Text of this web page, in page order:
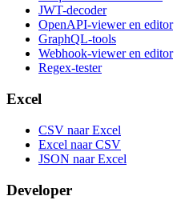
JWT-decoder
OpenAPI-viewer en editor
GraphQL-tools
Webhook-viewer en editor
Regex-tester
Excel
CSV naar Excel
Excel naar CSV
JSON naar Excel
Developer